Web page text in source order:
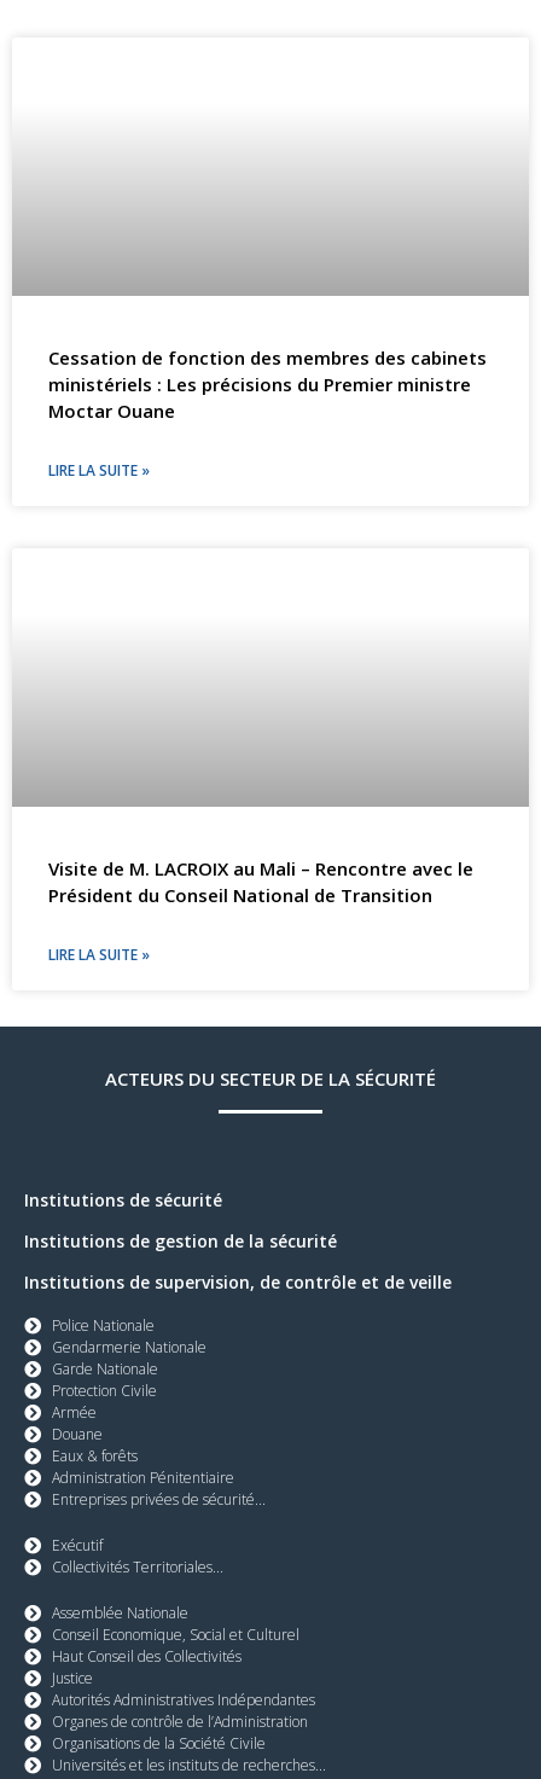
Cessation de fonction des membres des cabinets
ministériels : Les précisions du Premier ministre
Moctar Ouane
LIRE LA SUITE »
Visite de M. LACROIX au Mali – Rencontre avec le
Président du Conseil National de Transition
LIRE LA SUITE »
ACTEURS DU SECTEUR DE LA SÉCURITÉ
Institutions de sécurité
Institutions de gestion de la sécurité
Institutions de supervision, de contrôle et de veille
Police Nationale
Gendarmerie Nationale
Garde Nationale
Protection Civile
Armée
Douane
Eaux & forêts
Administration Pénitentiaire
Entreprises privées de sécurité...
Exécutif
Collectivités Territoriales...
Assemblée Nationale
Conseil Economique, Social et Culturel
Haut Conseil des Collectivités
Justice
Autorités Administratives Indépendantes
Organes de contrôle de l’Administration
Organisations de la Société Civile
Universités et les instituts de recherches...